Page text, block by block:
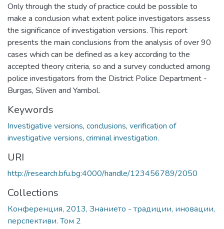
Only through the study of practice could be possible to
make a conclusion what extent police investigators assess
the significance of investigation versions. This report
presents the main conclusions from the analysis of over 90
cases which can be defined as a key according to the
accepted theory criteria, so and a survey conducted among
police investigators from the District Police Department -
Burgas, Sliven and Yambol.
Keywords
Investigative versions, conclusions, verification of
investigative versions, criminal investigation.
URI
http://research.bfu.bg:4000/handle/123456789/2050
Collections
Конференция, 2013, Знанието - традиции, иновации,
перспективи. Том 2